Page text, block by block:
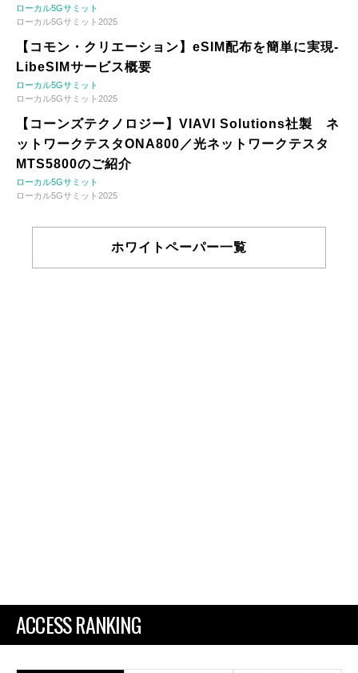
ローカル5Gサミット
ローカル5Gサミット2025
【コモン・クリエーション】eSIM配布を簡単に実現-
LibeSIMサービス概要
ローカル5Gサミット
ローカル5Gサミット2025
【コーンズテクノロジー】VIAVI Solutions社製 ネ
ットワークテスタONA800／光ネットワークテスタ
MTS5800のご紹介
ローカル5Gサミット
ローカル5Gサミット2025
ホワイトペーパー一覧
ACCESS RANKING